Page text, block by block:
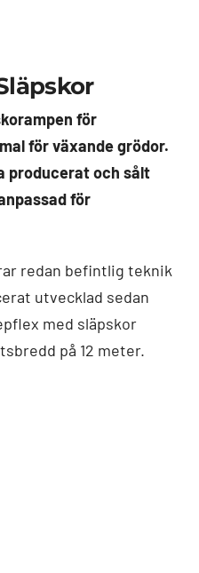
för
för växande grödor.
producerat och sålt
för
redan befintlig teknik
utvecklad sedan
med släpskor
på 12 meter.